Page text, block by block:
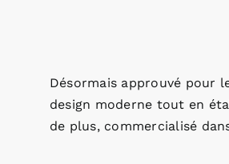
Désormais approuvé pour
design moderne tout en
de plus, commercialisé